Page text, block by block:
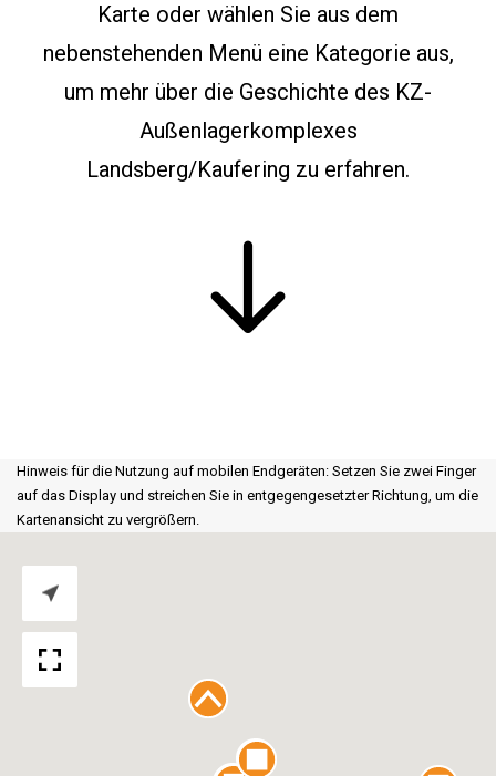
Karte oder wählen Sie aus dem
nebenstehenden Menü eine Kategorie aus,
um mehr über die Geschichte des KZ-
Außenlagerkomplexes
Landsberg/Kaufering zu erfahren.
Hinweis für die Nutzung auf mobilen Endgeräten: Setzen Sie zwei Finger
auf das Display und streichen Sie in entgegengesetzter Richtung, um die
Kartenansicht zu vergrößern.